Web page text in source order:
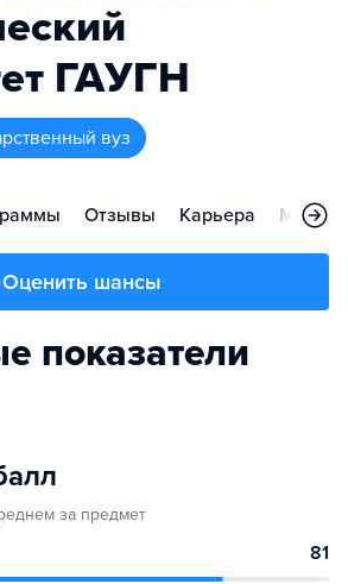
ГАУГН
вуз
Отзывы Карьера
Оценить шансы
показатели
за предмет
81